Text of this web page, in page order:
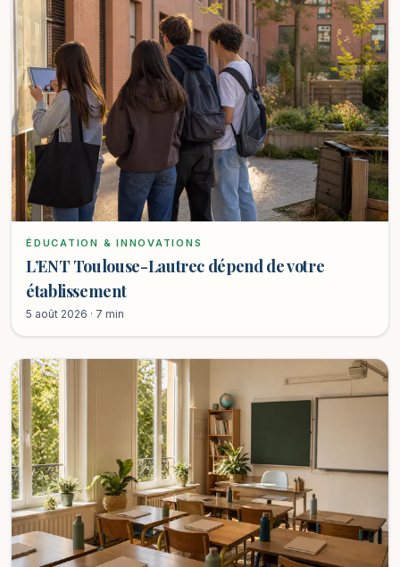
ÉDUCATION & INNOVATIONS
L’ENT Toulouse-Lautrec dépend de votre
établissement
5 août 2026 · 7 min